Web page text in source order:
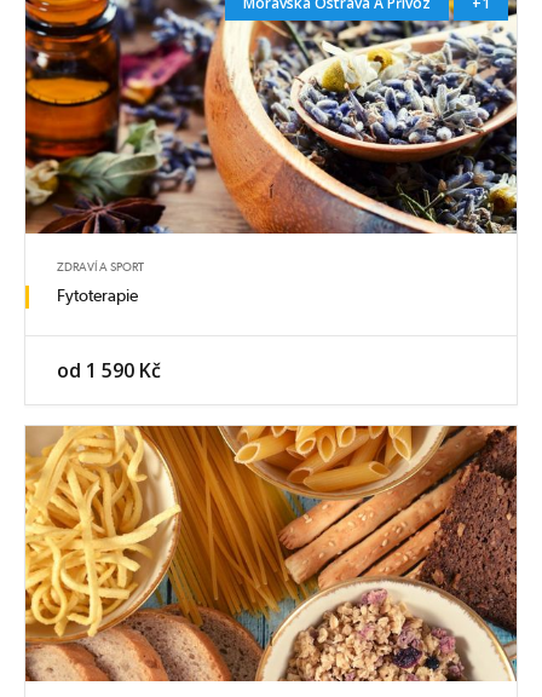
ZDRAVÍ A SPORT
Fytoterapie
od 1 590 Kč